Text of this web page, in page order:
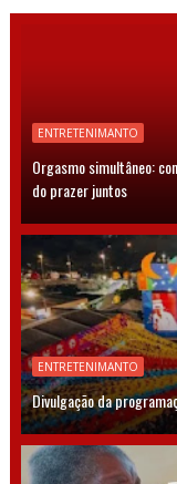
ENTRETENIMANTO
Orgasmo simultâneo:
do prazer juntos
ENTRETENIMANTO
Divulgação da